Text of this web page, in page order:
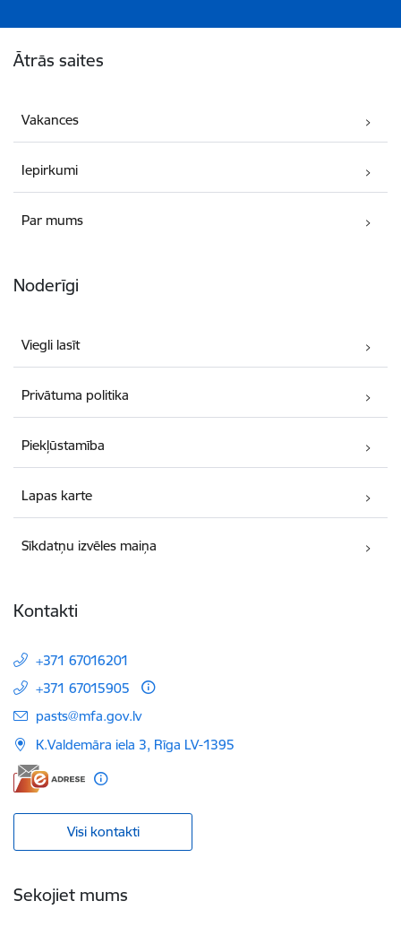
Ātrās saites
Vakances
Iepirkumi
Par mums
Noderīgi
Viegli lasīt
Privātuma politika
Piekļūstamība
Lapas karte
Sīkdatņu izvēles maiņa
Kontakti
+371 67016201
+371 67015905
E-pasts:
pasts@mfa.gov.lv
K.Valdemāra iela 3, Rīga LV-1395
Visi kontakti
Sekojiet mums